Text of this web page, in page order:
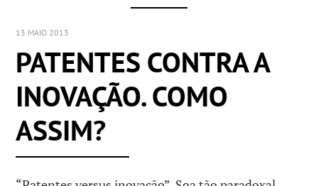
13 MAIO 2013
PATENTES CONTRA A
INOVAÇÃO. COMO
ASSIM?